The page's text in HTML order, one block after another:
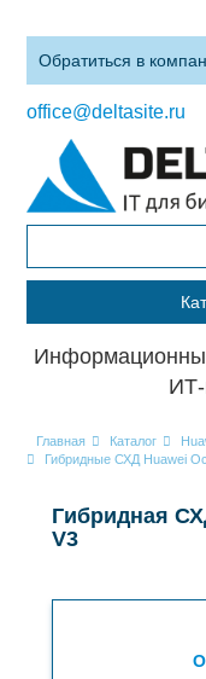
Обратиться в
office@deltasite.ru
ИТ-
Главная Каталог
Гибридные СХД Huawei
Гибридная
V3